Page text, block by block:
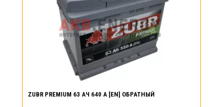
ZUBR PREMIUM 63 АЧ 640 А [EN] ОБРАТНЫЙ